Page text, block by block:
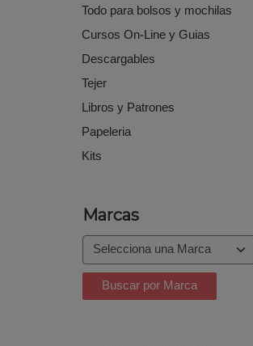
Todo para bolsos y mochilas
Cursos On-Line y Guias
Descargables
Tejer
Libros y Patrones
Papeleria
Kits
Marcas